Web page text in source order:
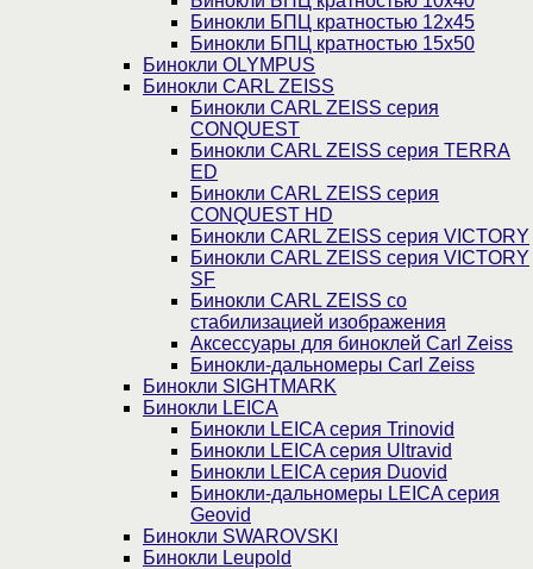
Бинокли БПЦ кратностью 12х45
Бинокли БПЦ кратностью 15х50
Бинокли OLYMPUS
Бинокли CARL ZEISS
Бинокли CARL ZEISS серия
CONQUEST
Бинокли CARL ZEISS серия TERRA
ED
Бинокли CARL ZEISS серия
CONQUEST HD
Бинокли CARL ZEISS серия VICTORY
Бинокли CARL ZEISS серия VICTORY
SF
Бинокли CARL ZEISS со
стабилизацией изображения
Аксессуары для биноклей Carl Zeiss
Бинокли-дальномеры Carl Zeiss
Бинокли SIGHTMARK
Бинокли LEICA
Бинокли LEICA серия Trinovid
Бинокли LEICA серия Ultravid
Бинокли LEICA серия Duovid
Бинокли-дальномеры LEICA серия
Geovid
Бинокли SWAROVSKI
Бинокли Leupold